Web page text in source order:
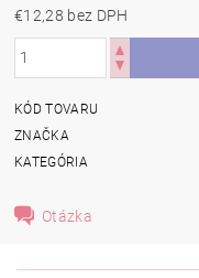
€12,28 bez DPH
KÓD TOVARU
ZNAČKA
KATEGÓRIA
Otázka